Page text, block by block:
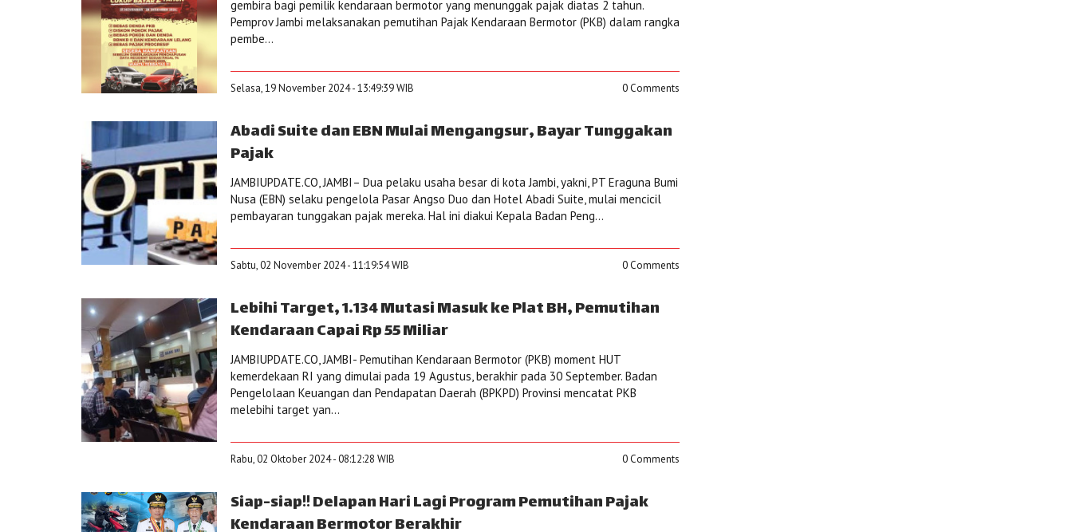
gembira bagi pemilik kendaraan bermotor yang menunggak pajak diatas 2 tahun.
Pemprov Jambi melaksanakan pemutihan Pajak Kendaraan Bermotor (PKB) dalam rangka
pembe...
Selasa, 19 November 2024 - 13:49:39 WIB 0 Comments
Abadi Suite dan EBN Mulai Mengangsur, Bayar Tunggakan
Pajak
JAMBIUPDATE.CO, JAMBI– Dua pelaku usaha besar di kota Jambi, yakni, PT Eraguna Bumi
Nusa (EBN) selaku pengelola Pasar Angso Duo dan Hotel Abadi Suite, mulai mencicil
pembayaran tunggakan pajak mereka. Hal ini diakui Kepala Badan Peng...
Sabtu, 02 November 2024 - 11:19:54 WIB 0 Comments
Lebihi Target, 1.134 Mutasi Masuk ke Plat BH, Pemutihan
Kendaraan Capai Rp 55 Miliar
JAMBIUPDATE.CO, JAMBI- Pemutihan Kendaraan Bermotor (PKB) moment HUT
kemerdekaan RI yang dimulai pada 19 Agustus, berakhir pada 30 September. Badan
Pengelolaan Keuangan dan Pendapatan Daerah (BPKPD) Provinsi mencatat PKB
melebihi target yan...
Rabu, 02 Oktober 2024 - 08:12:28 WIB 0 Comments
Siap-siap!! Delapan Hari Lagi Program Pemutihan Pajak
Kendaraan Bermotor Berakhir